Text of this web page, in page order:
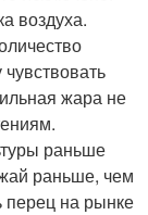
воздуха.
жара не
раньше
раньше, чем
перец на рынке